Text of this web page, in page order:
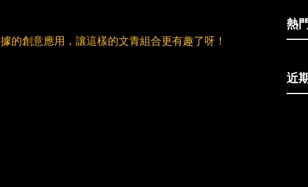
的創意應用，讓這樣的文青組合更有趣了呀！
熱
近